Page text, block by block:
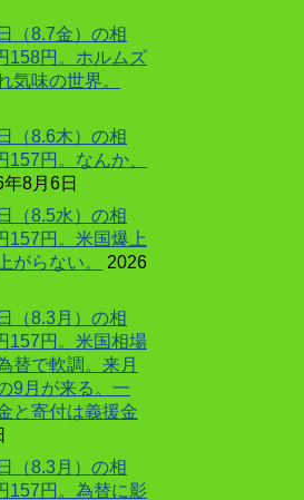
（8.7金）の相
158円。ホルムズ
気味の世界。
（8.6木）の相
円。なんか、
8月6日
（8.5水）の相
157円。米国爆上
がらない。
2026
（8.3月）の相
157円。米国相場
替で軟調。来月
9月が来る。一
と寄付は義援金
（8.3月）の相
157円。為替に影